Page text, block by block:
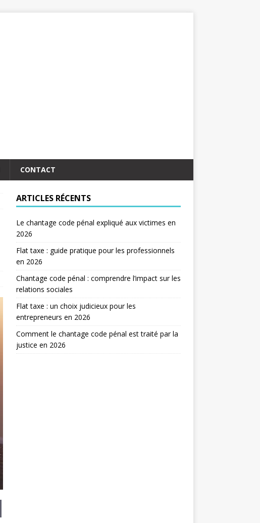
CONTACT
ARTICLES RÉCENTS
Le chantage code pénal expliqué aux victimes en
2026
Flat taxe : guide pratique pour les professionnels
en 2026
Chantage code pénal : comprendre l’impact sur les
relations sociales
Flat taxe : un choix judicieux pour les
entrepreneurs en 2026
Comment le chantage code pénal est traité par la
justice en 2026